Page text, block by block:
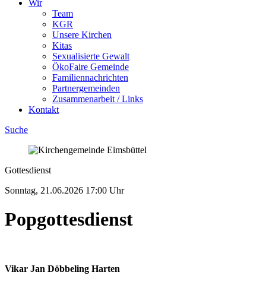
Wir
Team
KGR
Unsere Kirchen
Kitas
Sexualisierte Gewalt
ÖkoFaire Gemeinde
Familiennachrichten
Partnergemeinden
Zusammenarbeit / Links
Kontakt
Suche
Gottesdienst
Sonntag, 21.06.2026 17:00 Uhr
Pop­gottesdienst
Vikar Jan Döbbeling Harten